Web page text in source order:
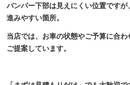
バンパー下部は見えにくい位置です
進みやすい箇所。
当店では、お車の状態やご予算に合
ご提案しています。